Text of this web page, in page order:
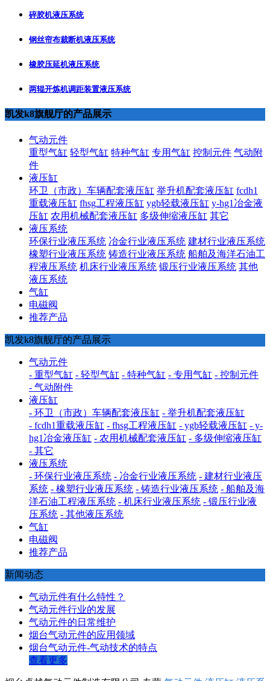
碎胶机液压系统
钢丝帘布裁断机液压系统
橡胶压延机液压系统
两辊开炼机调距装置液压系统
凯发k8旗舰厅的产品展示
气动元件
重型气缸 轻型气缸 特种气缸 专用气缸 控制元件 气动附
件
液压缸
环卫（市政）车辆配套液压缸 举升机配套液压缸 fcdh1
重载液压缸 fhsg工程液压缸 ygb轻载液压缸 y-hg1冶金液
压缸 农用机械配套液压缸 多级伸缩液压缸 其它
液压系统
环保行业液压系统 冶金行业液压系统 建材行业液压系统
橡塑行业液压系统 铸造行业液压系统 船舶及海洋石油工
程液压系统 机床行业液压系统 锻压行业液压系统 其他
液压系统
气缸
电磁阀
推荐产品
凯发k8旗舰厅的产品展示
气动元件
- 重型气缸 - 轻型气缸 - 特种气缸 - 专用气缸 - 控制元件
- 气动附件
液压缸
- 环卫（市政）车辆配套液压缸 - 举升机配套液压缸
- fcdh1重载液压缸 - fhsg工程液压缸 - ygb轻载液压缸 - y-
hg1冶金液压缸 - 农用机械配套液压缸 - 多级伸缩液压缸
- 其它
液压系统
- 环保行业液压系统 - 冶金行业液压系统 - 建材行业液压
系统 - 橡塑行业液压系统 - 铸造行业液压系统 - 船舶及海
洋石油工程液压系统 - 机床行业液压系统 - 锻压行业液
压系统 - 其他液压系统
气缸
电磁阀
推荐产品
新闻动态
气动元件有什么特性？
气动元件行业的发展
气动元件的日常维护
烟台气动元件的应用领域
烟台气动元件-气动技术的特点
查看更多